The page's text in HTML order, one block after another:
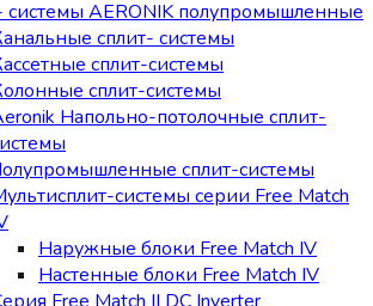
системы AERONIK полупромышленные
сплит- системы
сплит-системы
сплит-системы
Напольно-потолочные сплит-
сплит-системы
системы cерии Free Match
Наружные блоки Free Match IV
Настенные блоки Free Match IV